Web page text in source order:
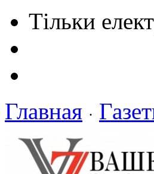
Тільки
Главная ·